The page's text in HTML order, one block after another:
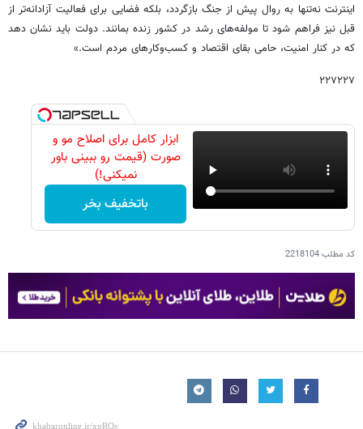
اینترنت نه‌تنها به روال پیش از جنگ بازگردد، بلکه فضایی برای فعالیت آزادانه‌تر از
قبل نیز فراهم شود تا مولفه‌های رشد در کشور زنده بمانند. دولت باید نشان دهد
که در کنار امنیت، حامی بقای اقتصاد و کسب‌وکارهای مردم است.»
۲۲۷۲۲۷
ابزار کامل برای اصلاح مو و
صورت (قیمت رو ببینی باور
نمیکنی!)
باتخفیف بخر
کد مطلب2218104